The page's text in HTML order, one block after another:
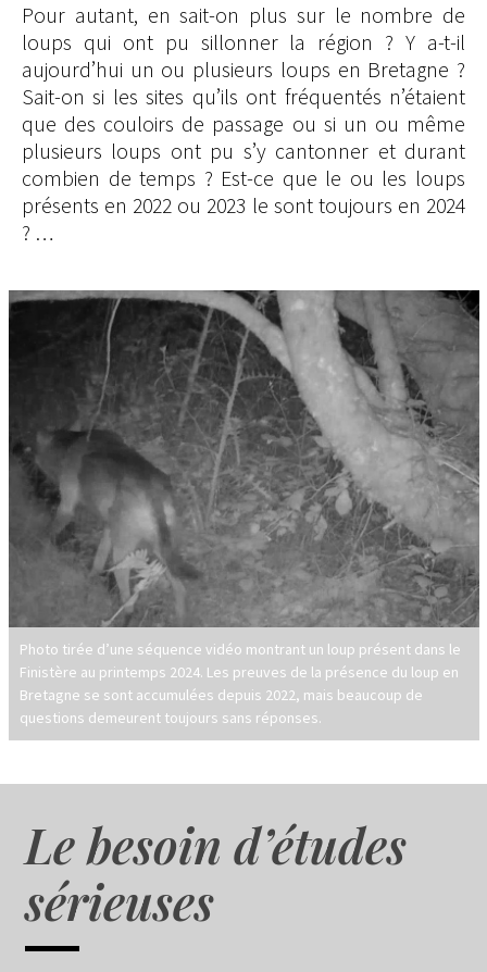
Pour autant, en sait-on plus sur le nombre de
loups qui ont pu sillonner la région ? Y a-t-il
aujourd’hui un ou plusieurs loups en Bretagne ?
Sait-on si les sites qu’ils ont fréquentés n’étaient
que des couloirs de passage ou si un ou même
plusieurs loups ont pu s’y cantonner et durant
combien de temps ? Est-ce que le ou les loups
présents en 2022 ou 2023 le sont toujours en 2024
? …
Photo tirée d’une séquence vidéo montrant un loup présent dans le
Finistère au printemps 2024. Les preuves de la présence du loup en
Bretagne se sont accumulées depuis 2022, mais beaucoup de
questions demeurent toujours sans réponses.
Le besoin d’études
sérieuses